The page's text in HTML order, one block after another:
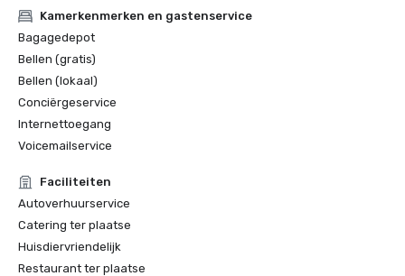
Kamerkenmerken en gastenservice
Bagagedepot
Bellen (gratis)
Bellen (lokaal)
Conciërgeservice
Internettoegang
Voicemailservice
Faciliteiten
Autoverhuurservice
Catering ter plaatse
Huisdiervriendelijk
Restaurant ter plaatse